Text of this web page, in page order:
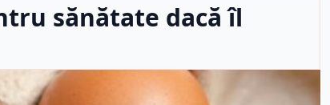
sănătate dacă îl